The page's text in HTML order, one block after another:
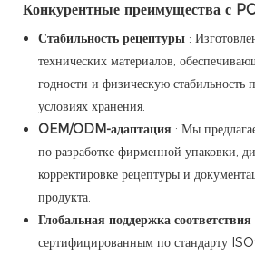
Конкурентные преимущества с
Стабильность рецептуры :
технических материалов,
годности и физическую стабильность
условиях хранения.
OEM/ODM-адаптация : Мы
по разработке фирменной упаковки,
корректировке рецептуры и
продукта.
Глобальная поддержка соответствия
сертифицированным по стандарту